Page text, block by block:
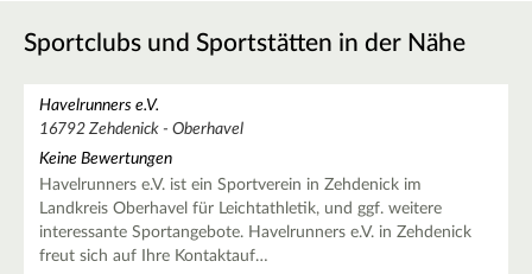
Sportclubs und Sportstätten in der Nähe
Havelrunners e.V.
16792 Zehdenick - Oberhavel
Keine Bewertungen
Havelrunners e.V. ist ein Sportverein in Zehdenick im
Landkreis Oberhavel für Leichtathletik, und ggf. weitere
interessante Sportangebote. Havelrunners e.V. in Zehdenick
freut sich auf Ihre Kontaktauf…